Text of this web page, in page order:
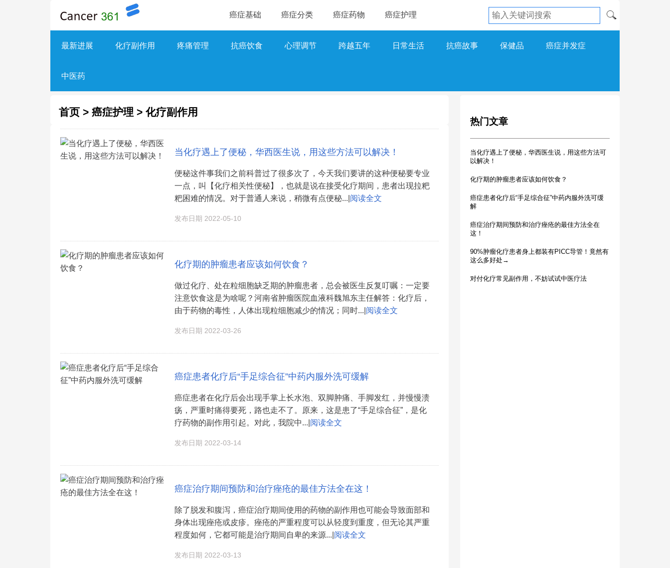
癌症基础 癌症分类 癌症药物 癌症护理
最新进展 化疗副作用 疼痛管理 抗癌饮食 心理调节 跨越五年 日常生活 抗癌故事 保健品 癌症并发症
中医药
首页> 癌症护理 > 化疗副作用
当化疗遇上了便秘，华西医生说，用这些方法可以解决！
便秘这件事我们之前科普过了很多次了，今天我们要讲的这种便秘要专业
一点，叫【化疗相关性便秘】，也就是说在接受化疗期间，患者出现拉粑
粑困难的情况。对于普通人来说，稍微有点便秘...| 阅读全文
发布日期 2022-05-10
化疗期的肿瘤患者应该如何饮食？
做过化疗、处在粒细胞缺乏期的肿瘤患者，总会被医生反复叮嘱：一定要
注意饮食这是为啥呢？河南省肿瘤医院血液科魏旭东主任解答：化疗后，
由于药物的毒性，人体出现粒细胞减少的情况；同时...| 阅读全文
发布日期 2022-03-26
癌症患者化疗后“手足综合征”中药内服外洗可缓解
癌症患者在化疗后会出现手掌上长水泡、双脚肿痛、手脚发红，并慢慢溃
疡，严重时痛得要死，路也走不了。原来，这是患了“手足综合征”，是化
疗药物的副作用引起。对此，我院中...| 阅读全文
发布日期 2022-03-14
癌症治疗期间预防和治疗痤疮的最佳方法全在这！
除了脱发和腹泻，癌症治疗期间使用的药物的副作用也可能会导致面部和
身体出现痤疮或皮疹。痤疮的严重程度可以从轻度到重度，但无论其严重
程度如何，它都可能是治疗期间自卑的来源...| 阅读全文
发布日期 2022-03-13
热门文章
当化疗遇上了便秘，华西医生说，用这些方法可
以解决！
化疗期的肿瘤患者应该如何饮食？
癌症患者化疗后“手足综合征”中药内服外洗可缓
解
癌症治疗期间预防和治疗痤疮的最佳方法全在
这！
90%肿瘤化疗患者身上都装有PICC导管！竟然有
这么多好处→
对付化疗常见副作用，不妨试试中医疗法